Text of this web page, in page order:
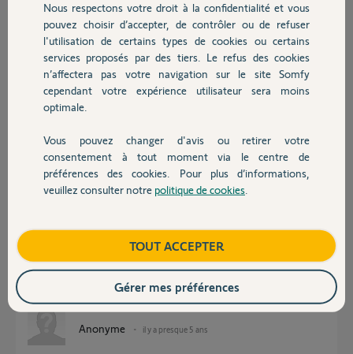
Chauffage
Autres produits
Devis avec un pro
Contact
eric B.
il y a presque 5 ans
Participer au fil de discussion
Réponses
Bonjour,
Les dessins ne sont qu'indicatifs !
certain cas déportée.
Anonyme il y a presque 5 ans
Nous respectons votre droit à la confidentialité et vous
pouvez choisir d’accepter, de contrôler ou de refuser
l'utilisation de certains types de cookies ou certains
services proposés par des tiers. Le refus des cookies
n’affectera pas votre navigation sur le site Somfy
cependant votre expérience utilisateur sera moins
optimale.
Vous pouvez changer d'avis ou retirer votre
consentement à tout moment via le centre de
préférences des cookies. Pour plus d’informations,
veuillez consulter notre politique de cookies
TOUT ACCEPTER
Gérer mes préférences